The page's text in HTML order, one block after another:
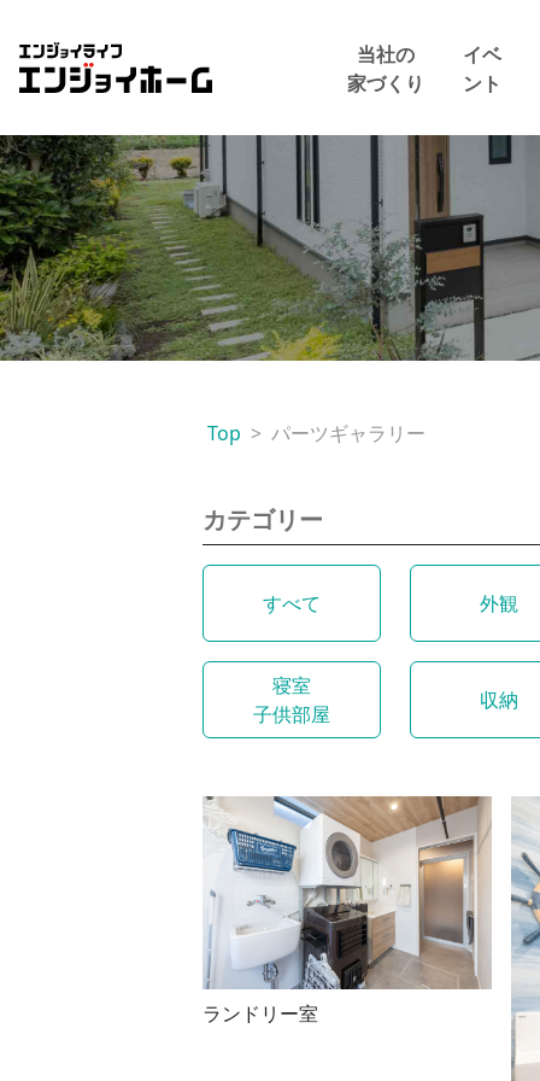
エンジョイホーム
当社の
家づくり
イベ
ント
Top パーツギャラリー
カテゴリー
すべて 外観
寝室
子供部屋
収納
ランドリー室